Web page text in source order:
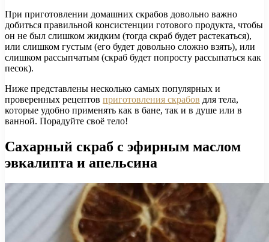
При приготовлении домашних скрабов довольно важно
добиться правильной консистенции готового продукта, чтобы
он не был слишком жидким (тогда скраб будет растекаться),
или слишком густым (его будет довольно сложно взять), или
слишком рассыпчатым (скраб будет попросту рассыпаться как
песок).
Ниже представлены несколько самых популярных и
проверенных рецептов приготовления скрабов для тела,
которые удобно применять как в бане, так и в душе или в
ванной. Порадуйте своё тело!
Сахарный скраб с эфирным маслом
эвкалипта и апельсина